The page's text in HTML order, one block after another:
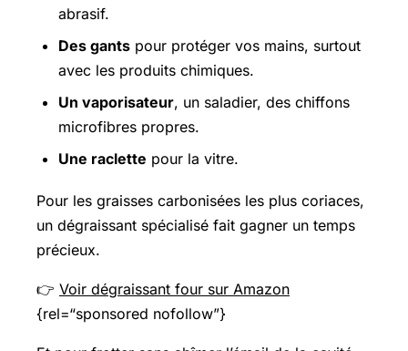
abrasif.
Des gants pour protéger vos mains, surtout
avec les produits chimiques.
Un vaporisateur, un saladier, des chiffons
microfibres propres.
Une raclette pour la vitre.
Pour les graisses carbonisées les plus coriaces,
un dégraissant spécialisé fait gagner un temps
précieux.
👉 Voir dégraissant four sur Amazon
{rel=“sponsored nofollow”}